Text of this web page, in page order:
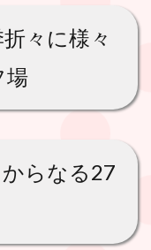
々に様々
場
からなる27